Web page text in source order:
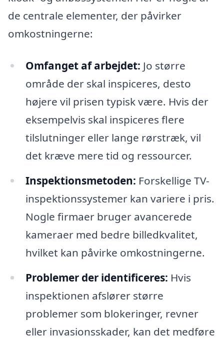
de centrale elementer, der påvirker
omkostningerne:
Omfanget af arbejdet: Jo større
område der skal inspiceres, desto
højere vil prisen typisk være. Hvis der
eksempelvis skal inspiceres flere
tilslutninger eller lange rørstræk, vil
det kræve mere tid og ressourcer.
Inspektionsmetoden: Forskellige TV-
inspektionssystemer kan variere i pris.
Nogle firmaer bruger avancerede
kameraer med bedre billedkvalitet,
hvilket kan påvirke omkostningerne.
Problemer der identificeres: Hvis
inspektionen afslører større
problemer som blokeringer, revner
eller invasionsskader, kan det medføre